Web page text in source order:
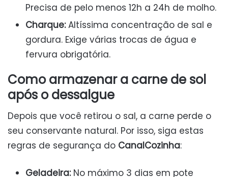
Precisa de pelo menos 12h a 24h de molho.
Charque:Altíssima concentração de sal e
gordura. Exige várias trocas de água e
fervura obrigatória.
Como armazenar a carne de sol
após o dessalgue
Depois que você retirou o sal, a carne perde o
seu conservante natural. Por isso, siga estas
regras de segurança do CanalCozinha:
Geladeira:No máximo 3 dias em pote